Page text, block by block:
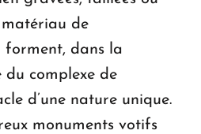
de
forment, dans la
complexe de
d’une nature unique.
monuments votifs